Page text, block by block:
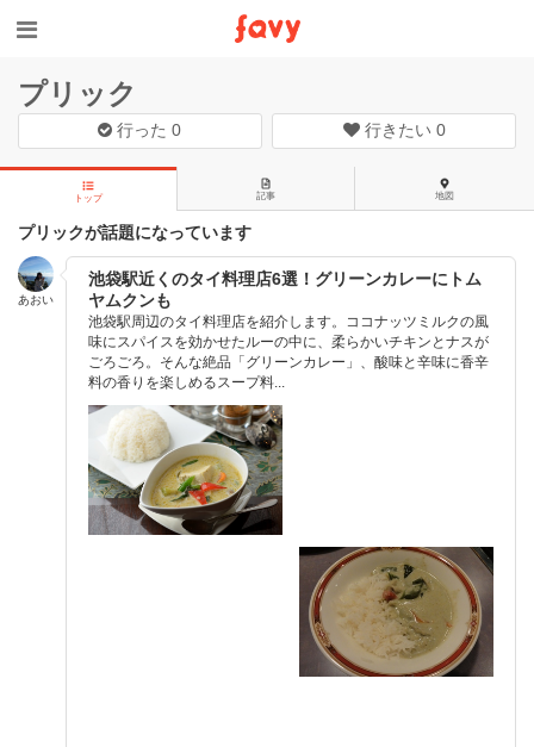
プリック
行った0 行きたい 0
トップ 記事 地図
プリックが話題になっています
あおい
池袋駅近くのタイ料理店6選！グリーンカレーにトム
ヤムクンも
池袋駅周辺のタイ料理店を紹介します。ココナッツミルクの風
味にスパイスを効かせたルーの中に、柔らかいチキンとナスが
ごろごろ。そんな絶品「グリーンカレー」、酸味と辛味に香辛
料の香りを楽しめるスープ料...